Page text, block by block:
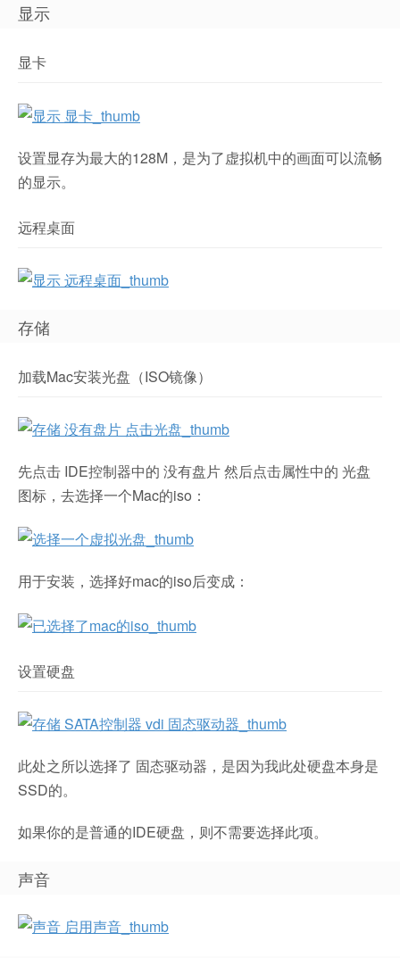
显示
显卡
设置显存为最大的128M，是为了虚拟机中的画面可以流畅
的显示。
远程桌面
存储
加载Mac安装光盘（ISO镜像）
先点击 IDE控制器中的 没有盘片 然后点击属性中的 光盘
图标，去选择一个Mac的iso：
用于安装，选择好mac的iso后变成：
设置硬盘
此处之所以选择了 固态驱动器，是因为我此处硬盘本身是
SSD的。
如果你的是普通的IDE硬盘，则不需要选择此项。
声音